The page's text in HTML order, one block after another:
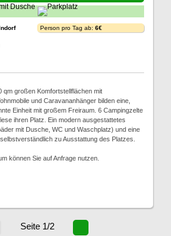
Person pro Tag ab: 6€
qm großen Komfortstellflächen mit
und Caravananhänger bilden eine,
Einheit mit großem Freiraum. 6 Campingzelte
ihren Platz. Ein modern ausgestattetes
mit Dusche, WC und Waschplatz) und eine
zu Ausstattung des Platzes.
können Sie auf Anfrage nutzen.
Seite 1/2